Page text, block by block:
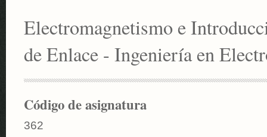
Electromagnetismo e
de Enlace - Ingeniería en
Código de asignatura
362